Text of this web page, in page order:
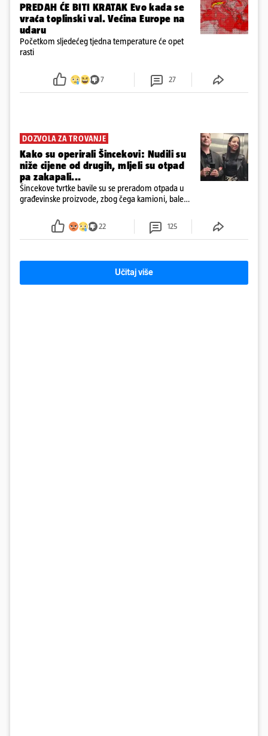
PREDAH ĆE BITI KRATAK Evo kada se
vraća toplinski val. Većina Europe na
udaru
Početkom sljedećeg tjedna temperature će opet
rasti
7 27
DOZVOLA ZA TROVANJE
Kako su operirali Šincekovi: Nudili su
niže cijene od drugih, mljeli su otpad
pa zakapali...
Šincekove tvrtke bavile su se preradom otpada u
građevinske proizvode, zbog čega kamioni, bale
22 125
Učitaj više